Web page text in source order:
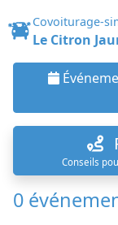
Covoiturage-
Le Citron
Conseils
0